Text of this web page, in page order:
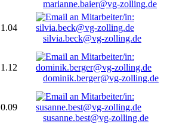
marianne.baier@vg-zolling.de
1.04
silvia.beck@vg-zolling.de
1.12
dominik.berger@vg-zolling.de
0.09
susanne.best@vg-zolling.de